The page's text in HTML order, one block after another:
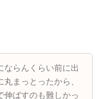
ならんくらい前に出
まっとったから、
伸ばすのも難しかっ